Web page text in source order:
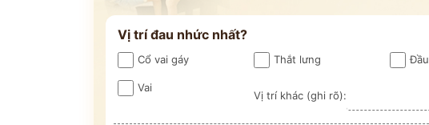
Vị trí đau nhức nhất?
Cổ vai gáy Thắt lưng
Vai
Vị trí khác (ghi rõ):